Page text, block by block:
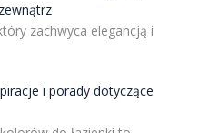
zachwyca elegancją i
i porady dotyczące